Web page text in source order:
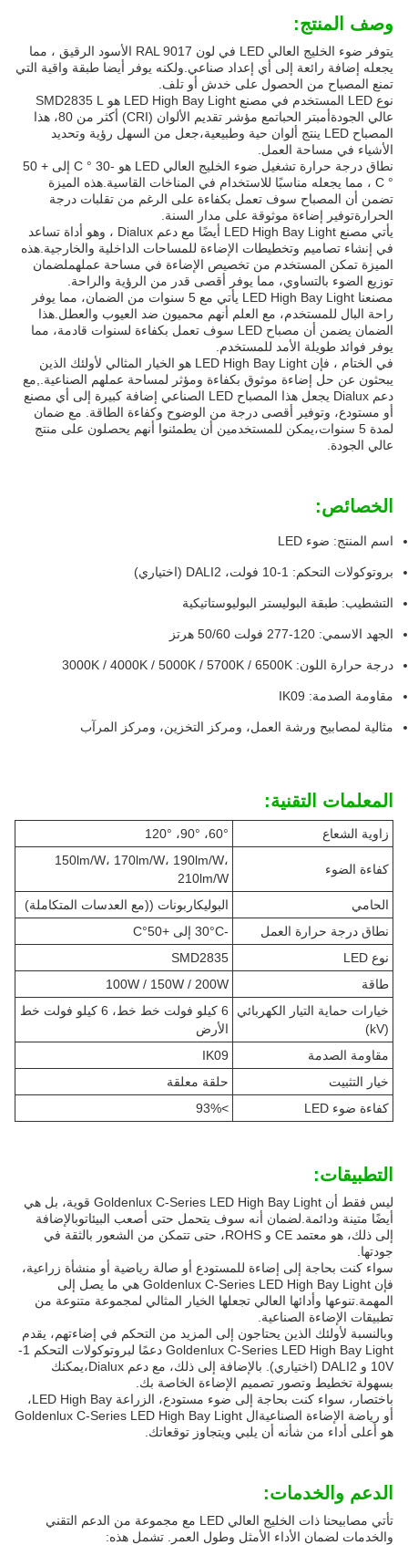
وصف المنتج:
يتوفر ضوء الخليج العالي LED في لون RAL 9017 الأسود الرقيق ، مما
يجعله إضافة رائعة إلى أي إعداد صناعي.ولكنه يوفر أيضا طبقة واقية التي
تمنع المصباح من الحصول على خدش أو تلف.
نوع LED المستخدم في مصنع LED High Bay Light هو SMD2835 L
عالي الجودةأمبتر الحبات
مع مؤشر تقديم الألوان (CRI) أكثر من 80، هذا
المصباح LED ينتج ألوان حية وطبيعية،جعل من السهل رؤية وتحديد
الأشياء في مساحة العمل.
نطاق درجة حرارة تشغيل ضوء الخليج العالي LED هو -30 ° C إلى + 50
° C ، مما يجعله مناسبًا للاستخدام في المناخات القاسية.هذه الميزة
تضمن أن المصباح سوف تعمل بكفاءة على الرغم من تقلبات درجة
الحرارةتوفير إضاءة موثوقة على مدار السنة.
يأتي مصنع LED High Bay Light أيضًا مع دعم Dialux ، وهو أداة تساعد
في إنشاء تصاميم وتخطيطات الإضاءة للمساحات الداخلية والخارجية.هذه
الميزة تمكن المستخدم من تخصيص الإضاءة في مساحة عملهملضمان
توزيع الضوء بالتساوي، مما يوفر أقصى قدر من الرؤية والراحة.
مصنعنا LED High Bay Light يأتي مع 5 سنوات من الضمان، مما يوفر
راحة البال للمستخدم، مع العلم أنهم محميون ضد العيوب والعطل.هذا
الضمان يضمن أن مصباح LED سوف تعمل بكفاءة لسنوات قادمة، مما
يوفر فوائد طويلة الأمد للمستخدم.
في الختام ، فإن LED High Bay Light هو الخيار المثالي لأولئك الذين
يبحثون عن حل إضاءة موثوق بكفاءة ومؤثر لمساحة عملهم الصناعية.,مع
دعم Dialux يجعل هذا المصباح LED الصناعي إضافة كبيرة إلى أي مصنع
أو مستودع، وتوفير أقصى درجة من الوضوح وكفاءة الطاقة. مع ضمان
لمدة 5 سنوات،يمكن للمستخدمين أن يطمئنوا أنهم يحصلون على منتج
عالي الجودة.
الخصائص:
اسم المنتج: ضوء LED
بروتوكولات التحكم: 1-10 فولت، DALI2 (اختياري)
التشطيب: طبقة البوليستر البوليوستاتيكية
الجهد الاسمي: 120-277 فولت 50/60 هرتز
درجة حرارة اللون: 3000K / 4000K / 5000K / 5700K / 6500K
مقاومة الصدمة: IK09
مثالية لمصابيح ورشة العمل، ومركز التخزين، ومركز المرآب
المعلمات التقنية:
زاوية الشعاع 60°، 90°، 120°
كفاءة الضوء
150lm/W، 170lm/W، 190lm/W،
210lm/W
الحامي
البوليكاربونات ((مع العدسات المتكاملة)
نطاق درجة حرارة العمل
-30°C إلى +50°C
نوع LED
SMD2835
طاقة
100W / 150W / 200W
خيارات حماية التيار الكهربائي
(kV)
6 كيلو فولت خط خط، 6 كيلو فولت خط
الأرض
مقاومة الصدمة
IK09
خيار التثبيت
حلقة معلقة
كفاءة ضوء LED
>93%
التطبيقات:
ليس فقط أن Goldenlux C-Series LED High Bay Light قوية، بل هي
أيضًا متينة ودائمة.لضمان أنه سوف يتحمل حتى أصعب البيئاتوبالإضافة
إلى ذلك، هو معتمد CE و ROHS، حتى تتمكن من الشعور بالثقة في
جودتها.
سواء كنت بحاجة إلى إضاءة للمستودع أو صالة رياضية أو منشأة زراعية،
فإن Goldenlux C-Series LED High Bay Light هي ما يصل إلى
المهمة.تنوعها وأدائها العالي تجعلها الخيار المثالي لمجموعة متنوعة من
تطبيقات الإضاءة الصناعية.
وبالنسبة لأولئك الذين يحتاجون إلى المزيد من التحكم في إضاءتهم، يقدم
Goldenlux C-Series LED High Bay Light دعمًا لبروتوكولات التحكم 1-
10V و DALI2 (اختياري). بالإضافة إلى ذلك، مع دعم Dialux،يمكنك
بسهولة تخطيط وتصور تصميم الإضاءة الخاصة بك.
باختصار، سواء كنت بحاجة إلى ضوء مستودع، الزراعة LED High Bay،
أو رياضة الإضاءة الصناعيةال Goldenlux C-Series LED High Bay Light
هو أعلى أداء من شأنه أن يلبي ويتجاوز توقعاتك.
الدعم والخدمات:
تأتي مصابيحنا ذات الخليج العالي LED مع مجموعة من الدعم التقني
والخدمات لضمان الأداء الأمثل وطول العمر. تشمل هذه: